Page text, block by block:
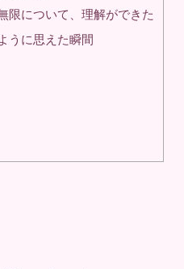
限について、理解ができた
うに思えた瞬間